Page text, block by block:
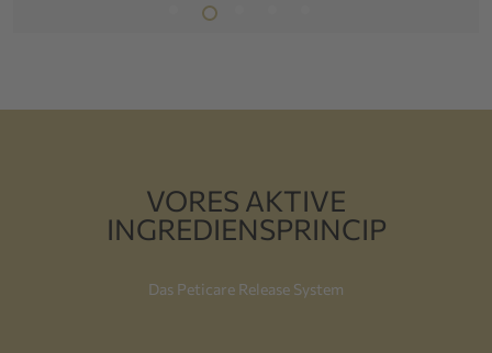
VORES AKTIVE
INGREDIENSPRINCIP
Das Peticare Release System